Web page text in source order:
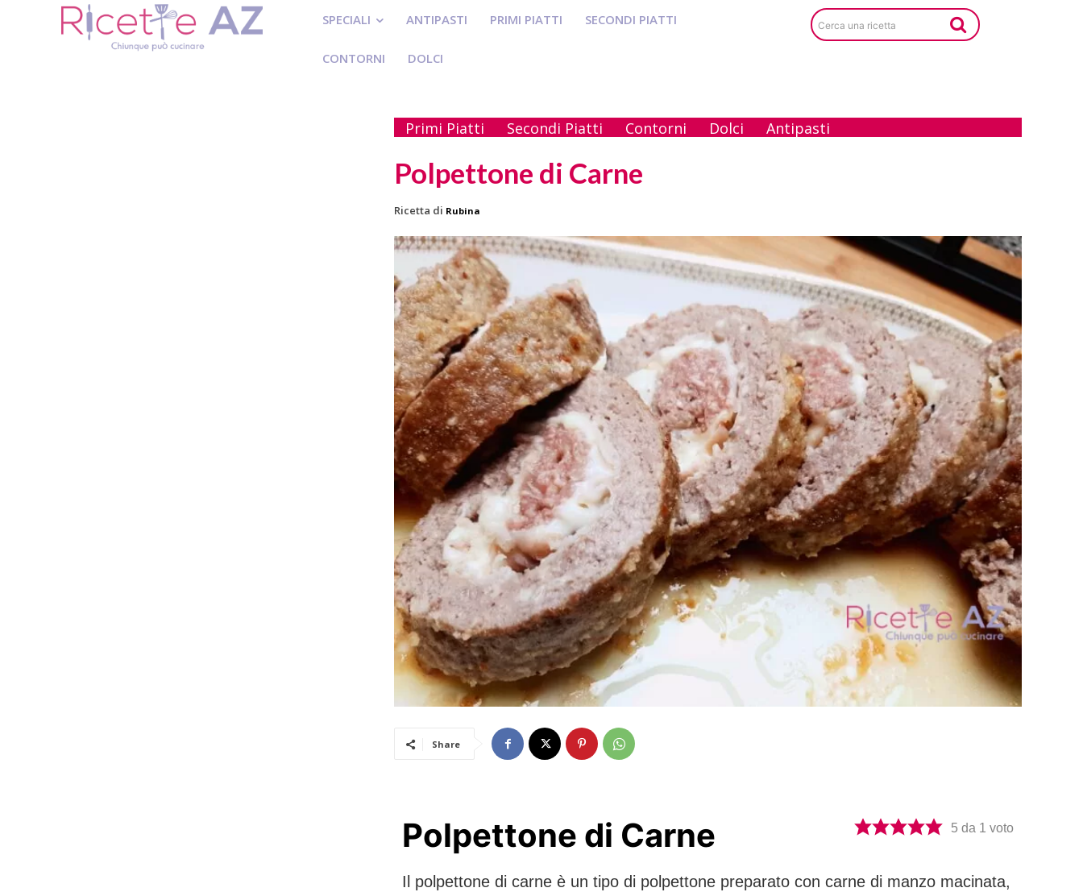
SPECIALI ANTIPASTI PRIMI PIATTI SECONDI PIATTI
CONTORNI DOLCI
Cerca una ricetta
Primi Piatti Secondi Piatti Contorni Dolci Antipasti
Polpettone di Carne
Ricetta di Rubina
Share
5 da 1 voto
Polpettone di Carne
Il polpettone di carne è un tipo di polpettone preparato con carne di manzo macinata,